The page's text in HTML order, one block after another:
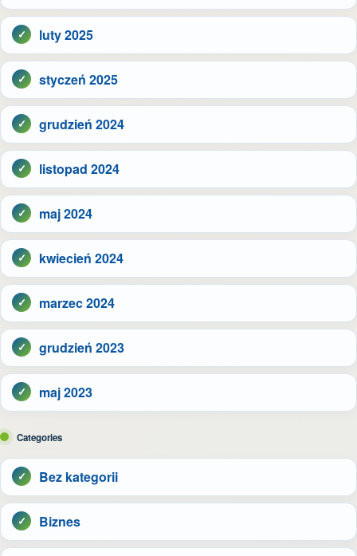
luty 2025
styczeń 2025
grudzień 2024
listopad 2024
maj 2024
kwiecień 2024
marzec 2024
grudzień 2023
maj 2023
Categories
Bez kategorii
Biznes